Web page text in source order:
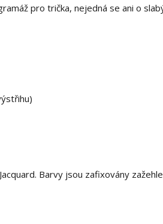
pro trička, nejedná se ani o
Barvy jsou zafixovány